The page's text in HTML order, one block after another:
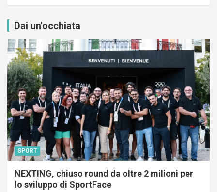
Dai un'occhiata
SPORT
NEXTING, chiuso round da oltre 2 milioni per
lo sviluppo di SportFace